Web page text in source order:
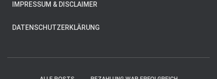
IMPRESSUM & DISCLAIMER
DATENSCHUTZERKLÄRUNG